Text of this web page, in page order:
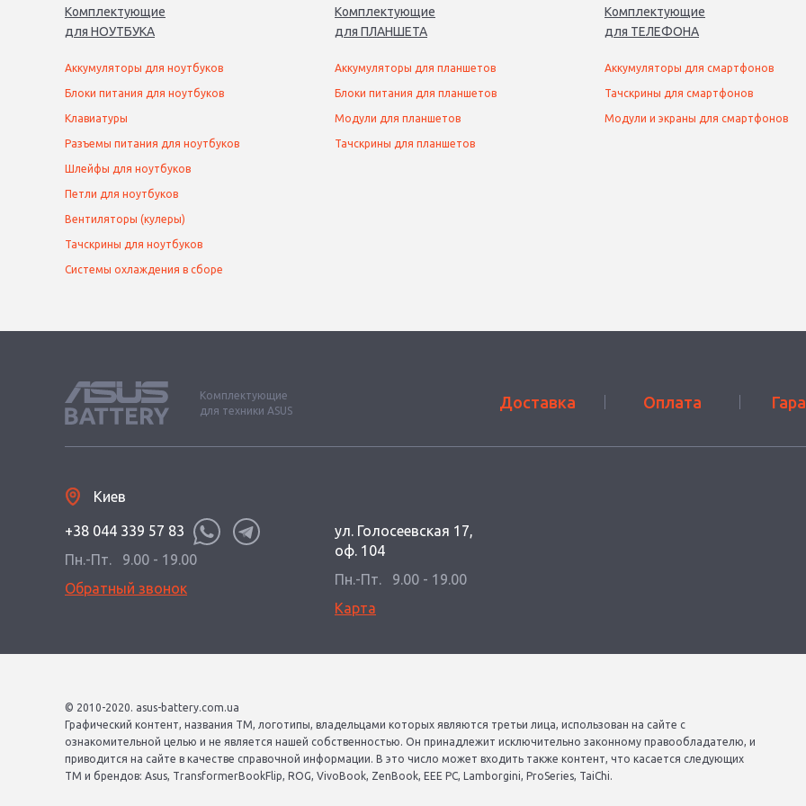
Комплектующие
для НОУТБУКА
Аккумуляторы для ноутбуков
Блоки питания для ноутбуков
Клавиатуры
Разъемы питания для ноутбуков
Шлейфы для ноутбуков
Петли для ноутбуков
Вентиляторы (кулеры)
Тачскрины для ноутбуков
Системы охлаждения в сборе
Комплектующие
для ПЛАНШЕТА
Аккумуляторы для планшетов
Блоки питания для планшетов
Модули для планшетов
Тачскрины для планшетов
Комплектующие
для ТЕЛЕФОНА
Аккумуляторы для смартфонов
Тачскрины для смартфонов
Модули и экраны для смартфонов
Комплектующие
для техники ASUS
Доставка Оплата
Киев
+38 044 339 57 83
Пн.-Пт.
9.00 - 19.00
Обратный звонок
ул. Голосеевская 17,
оф. 104
Пн.-Пт.
9.00 - 19.00
Карта
© 2010-2020. asus-battery.com.ua
Графический контент, названия ТМ, логотипы, владельцами которых являются третьи лица, использован на сайте с
ознакомительной целью и не является нашей собственностью. Он принадлежит исключительно законному правообладателю, и
приводится на сайте в качестве справочной информации. В это число может входить также контент, что касается следующих
ТМ и брендов: Asus, TransformerBookFlip, ROG, VivoBook, ZenBook, EEE PC, Lamborgini, ProSeries, TaiChi.